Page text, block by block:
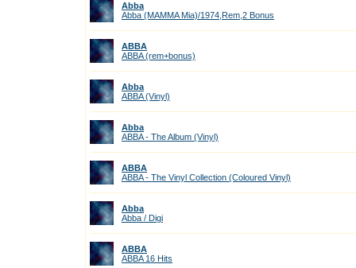
Abba
Abba (MAMMA Mia)/1974,Rem,2 Bonus
ABBA
ABBA (rem+bonus)
Abba
ABBA (Vinyl)
Abba
ABBA - The Album (Vinyl)
ABBA
ABBA - The Vinyl Collection (Coloured Vinyl)
Abba
Abba / Digi
ABBA
ABBA 16 Hits